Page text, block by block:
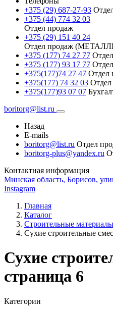
+375 (29) 687-27-93
+375 (44) 774 32 03
Отдел продаж
+375 (29) 151 40 24
Отдел продаж
+375 (177) 74 27 77
+375 (177) 93 17 77
+375(177)74 27 47 Отдел
+375(177) 74 32 03 Отдел
+375(177)93 07 07
boritorg@list.ru
Назад
E-mails
boritorg@list.ru Отдел
boritorg-plus@yandex.ru
Контактная информация
Минская область, Борисов,
Instagram
Главная
Каталог
Строительные материалы
Сухие строительные
Сухие
страница 6
Категории